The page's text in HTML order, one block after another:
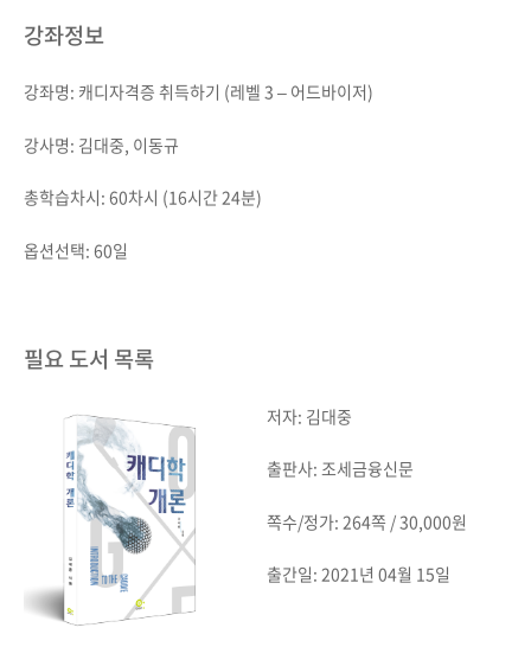
강좌정보
강좌명: 캐디자격증 취득하기 (레벨 3 – 어드바이저)
강사명: 김대중, 이동규
총학습차시: 60차시 (16시간 24분)
옵션선택: 60일
필요 도서 목록
저자: 김대중
출판사: 조세금융신문
쪽수/정가: 264쪽 / 30,000원
출간일: 2021년 04월 15일